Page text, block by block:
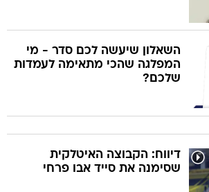
השאלון שיעשה לכם סדר - מי
המפלגה שהכי מתאימה לעמדות
שלכם?
דיווח: הקבוצה האיטלקית
שסימנה את סייד אבו פרחי